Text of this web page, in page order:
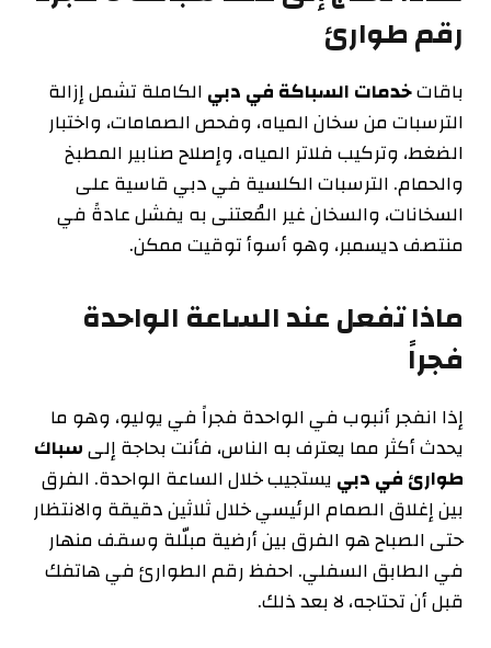
رقم طوارئ
باقاتخدمات السباكة في دبيالكاملة تشمل إزالة
الترسبات من سخان المياه، وفحص الصمامات، واختبار
الضغط، وتركيب فلاتر المياه، وإصلاح صنابير المطبخ
والحمام. الترسبات الكلسية في دبي قاسية على
السخانات، والسخان غير المُعتنى به يفشل عادةً في
منتصف ديسمبر، وهو أسوأ توقيت ممكن.
ماذا تفعل عند الساعة الواحدة
فجراً
إذا انفجر أنبوب في الواحدة فجراً في يوليو، وهو ما
يحدث أكثر مما يعترف به الناس، فأنت بحاجة إلىسباك
طوارئ في دبييستجيب خلال الساعة الواحدة. الفرق
بين إغلاق الصمام الرئيسي خلال ثلاثين دقيقة والانتظار
حتى الصباح هو الفرق بين أرضية مبلّلة وسقف منهار
في الطابق السفلي. احفظ رقم الطوارئ في هاتفك
قبل أن تحتاجه، لا بعد ذلك.